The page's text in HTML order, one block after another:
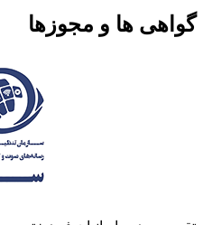
گواهی ها و مجوزها